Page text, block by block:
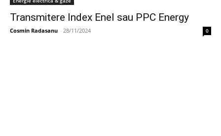
Transmitere Index Enel sau PPC Energy
Cosmin Radasanu - 28/11/2024 0